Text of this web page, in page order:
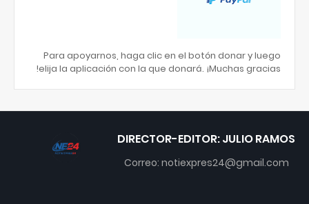
Para apoyarnos, haga clic en el botón donar y luego
elija la aplicación con la que donará. ¡Muchas gracias!
DIRECTOR-EDITOR: JULIO RAMOS
Correo: notiexpres24@gmail.com